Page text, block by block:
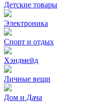
Детские товары
Электроника
Спорт и отдых
Хэндмейд
Личные вещи
Дом и Дача